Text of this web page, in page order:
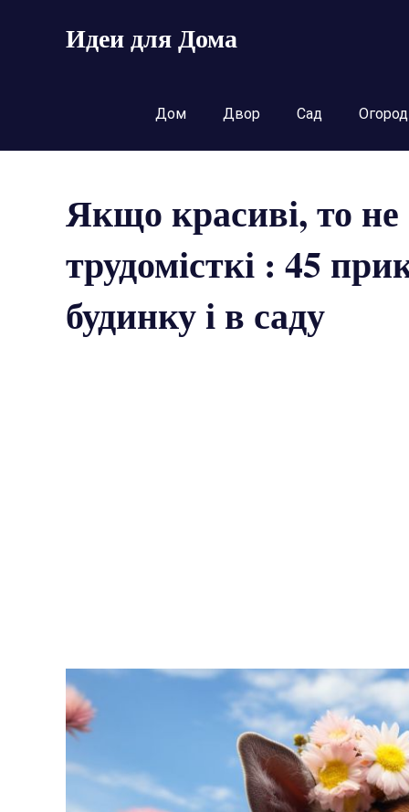
Идеи для Дома
Дом Двор Сад Огород
Якщо красиві, то не
трудомісткі : 45
будинку і в саду